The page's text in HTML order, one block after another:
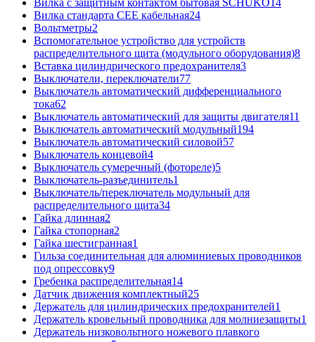
Вилка стандарта CEE кабельная24
Вольтметры2
Вспомогательное устройство для устройств
распределительного щита (модульного оборудования)8
Вставка цилиндрического предохранителя3
Выключатели, переключатели77
Выключатель автоматический дифференциального
тока62
Выключатель автоматический для защиты двигателя11
Выключатель автоматический модульный194
Выключатель автоматический силовой57
Выключатель концевой4
Выключатель сумеречный (фотореле)5
Выключатель-разъединитель1
Выключатель/переключатель модульный для
распределительного щита34
Гайка длинная2
Гайка стопорная2
Гайка шестигранная1
Гильза соединительная для алюминиевых проводников
под опрессовку9
Гребенка распределительная14
Датчик движения комплектный25
Держатель для цилиндрических предохранителей1
Держатель кровельный проводника для молниезащиты1
Держатель низковольтного ножевого плавкого